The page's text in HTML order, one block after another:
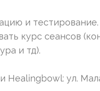
и
курс сеансов
и тд).
Healingbowl: ул.